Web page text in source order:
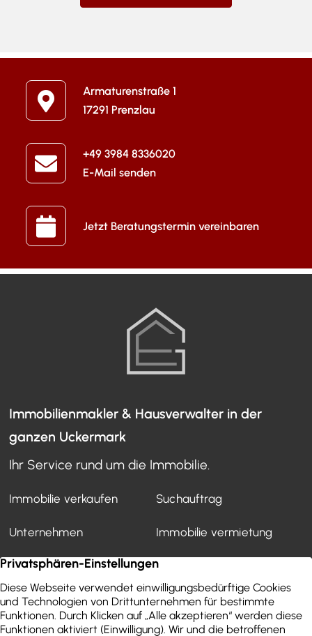
Armaturenstraße 1
17291 Prenzlau
+49 3984 8336020
E-Mail senden
Jetzt Beratungstermin vereinbaren
Immobilienmakler & Hausverwalter in der
ganzen Uckermark
Ihr Service rund um die Immobilie.
Immobilie verkaufen Suchauftrag
Unternehmen Immobilie vermietung
Mietverwaltung Kundenstimmen
Finanzierung WEG-Verwaltung
Aktuelles Wertermittlung